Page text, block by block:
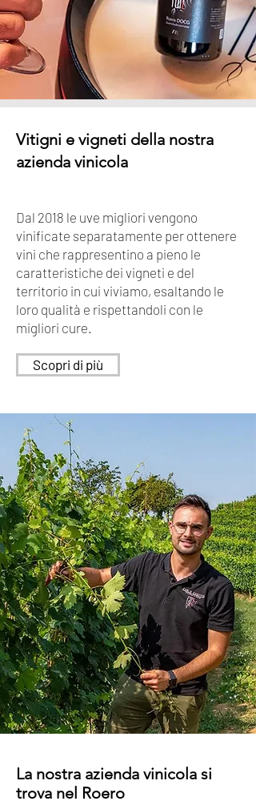
Vitigni e vigneti della nostra
azienda vinicola
Dal 2018 le uve migliori vengono
vinificate separatamente per ottenere
vini che rappresentino a pieno le
caratteristiche dei vigneti e del
territorio in cui viviamo, esaltando le
loro qualità e rispettandoli con le
migliori cure.
Scopri di più
La nostra azienda vinicola si
trova nel Roero